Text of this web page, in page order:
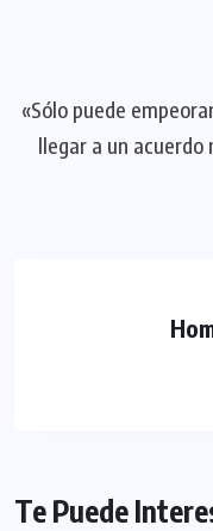
«Sólo puede
llegar a un
Te Puede